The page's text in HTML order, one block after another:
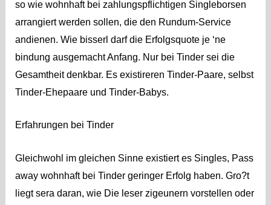
so wie wohnhaft bei zahlungspflichtigen Singleborsen
arrangiert werden sollen, die den Rundum-Service
andienen. Wie bisserl darf die Erfolgsquote je ‘ne
bindung ausgemacht Anfang. Nur bei Tinder sei die
Gesamtheit denkbar. Es existireren Tinder-Paare, selbst
Tinder-Ehepaare und Tinder-Babys.
Erfahrungen bei Tinder
Gleichwohl im gleichen Sinne existiert es Singles, Pass
away wohnhaft bei Tinder geringer Erfolg haben. Gro?t
liegt sera daran, wie Die leser zigeunern vorstellen oder